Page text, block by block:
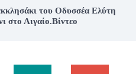
του Οδυσσέα Ελύτη
στο Αιγαίο.Βίντεο